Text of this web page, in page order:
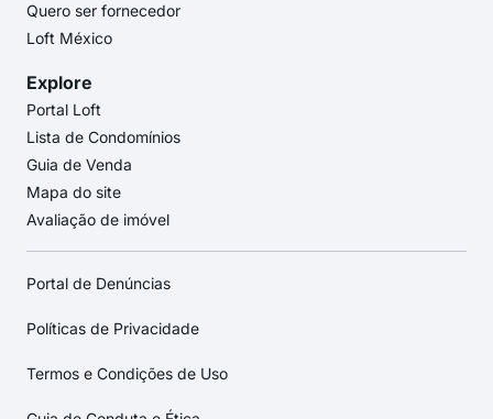
Quero ser fornecedor
Loft México
Explore
Portal Loft
Lista de Condomínios
Guia de Venda
Mapa do site
Avaliação de imóvel
Portal de Denúncias
Políticas de Privacidade
Termos e Condições de Uso